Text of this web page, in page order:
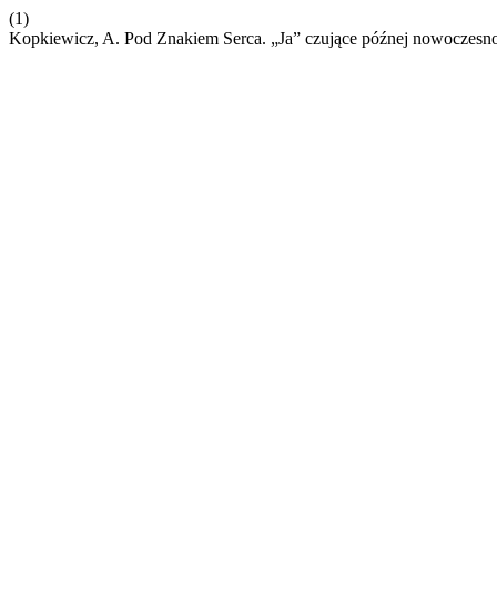
(1)
Kopkiewicz, A. Pod Znakiem Serca. „Ja” czujące późnej